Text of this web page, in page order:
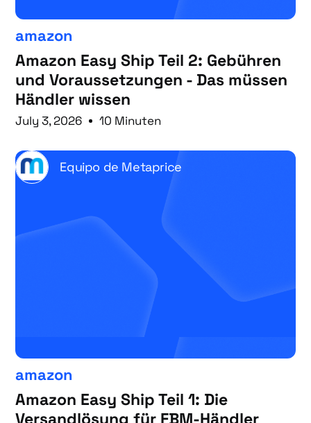
amazon
Amazon Easy Ship Teil 2: Gebühren
und Voraussetzungen - Das müssen
Händler wissen
July 3, 2026 10 Minuten
Equipo de Metaprice
amazon
Amazon Easy Ship Teil 1: Die
Versandlösung für FBM-Händler